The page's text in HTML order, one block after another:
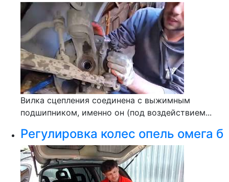
Вилка сцепления соединена с выжимным
подшипником, именно он (под воздействием...
Регулировка колес опель омега б